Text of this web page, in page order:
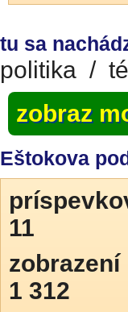
tu sa
politika /
zobraz
Eštokova
11
zobrazení
1 312